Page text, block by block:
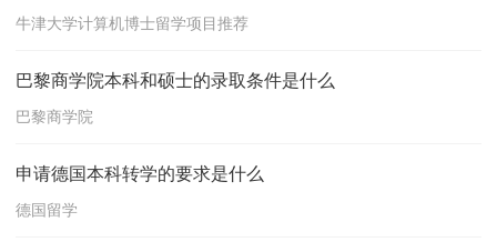
牛津大学计算机博士留学项目推荐
巴黎商学院本科和硕士的录取条件是什么
巴黎商学院
申请德国本科转学的要求是什么
德国留学